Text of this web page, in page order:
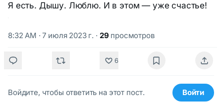
Я есть. Дышу. Люблю. И в этом — уже счастье!
8:32 AM · 7 июля 2023 г. · 29 просмотров
6
Войдите, чтобы ответить на этот пост. Войти